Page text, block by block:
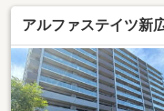
詳しい当社に
任せください♪
不安！月々の
気軽にご相談
い！平日も見
です♪お気軽に
アルファステイツ新